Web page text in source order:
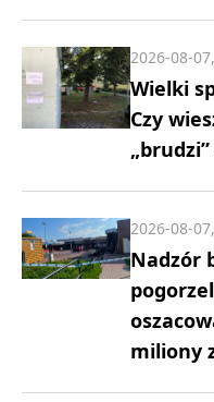
Wielki
Czy
2026-08-
Nadzór
miliony
2026-08-